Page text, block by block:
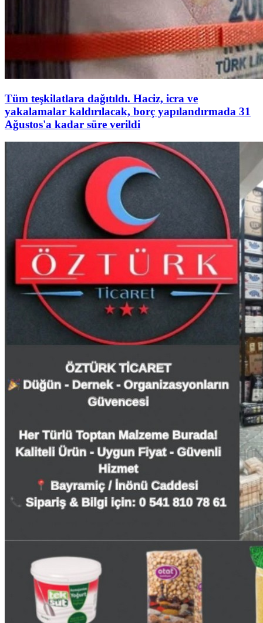
Tüm teşkilatlara dağıtıldı. Haciz, icra ve
yakalamalar kaldırılacak, borç yapılandırmada 31
Ağustos'a kadar süre verildi